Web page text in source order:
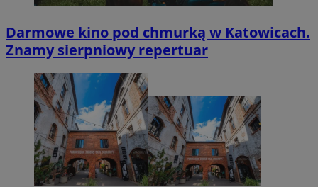
Darmowe kino pod chmurką w Katowicach.
Znamy sierpniowy repertuar